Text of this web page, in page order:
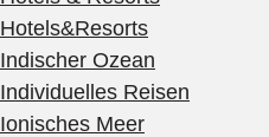
Hotels&Resorts
Indischer Ozean
Individuelles Reisen
Ionisches Meer